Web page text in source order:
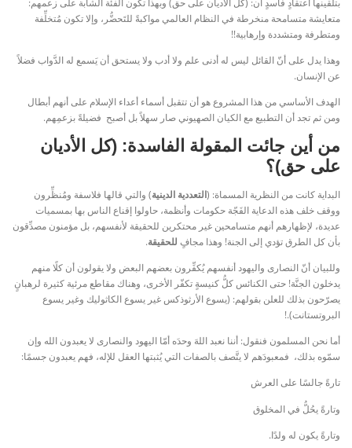
متعايشة متسامحة منخرطة في النظام العالمي مواكبةً للتَحضُّر، وإلا تكون مُتخلِّفة
ومتطرفة ومتشددة وإرهابية!!
وهذا يدل على أنّ القائل ليس له أدنى علم ولا أدب ولا يستحق أن يَسمع له الدَّواب فضلاً
عن الإنسان.
الهدف الأساسي من هذا المشروع هو أن تتقبل أسماء أعداء الإسلام على أنهم أبطال
ومن ثم تجد أن التطبيع مع الكيان الصهيوني صار سهلاً بل أصبح فضيلةً بزعمِهم.
من أين جائت المقولة الفاسدة: (كل الأديان
على حق)؟
البداية كانت من النظرية المسماة: (التعددية الدينية) والتي قالها فلاسفة ومُنظِّرون
ووقف خلف هذه الدعاية الفَجّة حكومات وأنظمة، حاولوا إقناع الناس بها بمسميات
عديدة، لإظهارهم أنهم متسامحين غير محتكرين للحقيقة لأنفسهم، بل مؤمنون مصدِّقون
بأن كل الطرق تؤدي إلى الجنة! وهذا مجافٍ للحقيقة.
وللبيان أنّ النصارى واليهود أنفسهم يُكفِّرون بعضهم البعض ولا يقولون أن كلًا منهم
يدخلون الجنَّة! حتى الكنائس كلُّ كنيسةٍ تكفّر الأخرى، وهناك مقاطع مرئية كثيرة لرهبانٍ
يصرّحون بذلك للعلن بقولهم: (يسوع الأرثوذكس غير يسوع الكاثوليك وغير يسوع
البروتستانت).!
أما نحن المسلمون فنقول: أننا نعبد اللهَ وحدَه أمّا اليهود والنصارى لا يعبدون الله وإن
سمّوه بذلك، فمعبودَهم لا يتَّصف بالصفات التي يُثبتها العقل للإله، فهم يعبدون جسمًا:
تارةً جالسًا على العرش
وتارةً يحُلُّ في المخلوق
وتارةً يكون له ولدًا.